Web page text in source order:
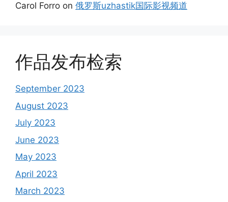
Carol Forro on 俄罗斯uzhastik国际影视频道
作品发布检索
September 2023
August 2023
July 2023
June 2023
May 2023
April 2023
March 2023